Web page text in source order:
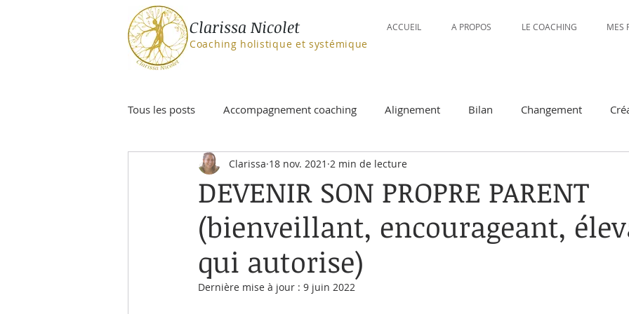
Clarissa Nicolet
Coaching holistique et systémique
ACCUEIL A PROPOS LE COACHING MES
Tous les posts Accompagnement coaching Alignement Bilan Changement
Equilibre de vie Facteurs de stress Indicateurs de direction
Libération Mécanismes de défense / protection Offres spéciales Organiser et
Pouvoir intérieur Polarités intérieurs
DEVENIR SON PROPRE PARENT
(bienveillant, encourageant,
qui autorise)
Clarissa 18 nov. 2021 2 min de lecture
Dernière mise à jour : 9 juin 2022